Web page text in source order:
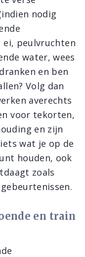
nodig
ei, peulvruchten
water, wees
en ben
Volg dan
averechts
voor tekorten,
en zijn
wat je op de
houden, ook
zoals
en train